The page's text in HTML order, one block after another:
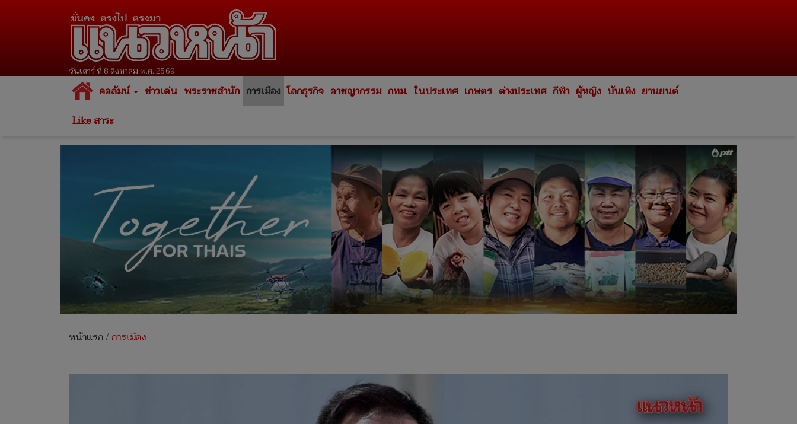
วันเสาร์ ที่ 8 สิงหาคม พ.ศ. 2569
คอลัมน์ ข่าวเด่น พระราชสำนัก การเมือง โลกธุรกิจ อาชญากรรม กทม. ในประเทศ เกษตร ต่างประเทศ กีฬา ผู้หญิง บันเทิง ยานยนต์
Like สาระ
หน้าแรก/การเมือง